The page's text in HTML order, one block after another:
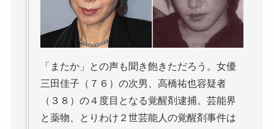
「またか」との声も聞き飽きただろう。女優
三田佳子（７６）の次男、高橋祐也容疑者
（３８）の４度目となる覚醒剤逮捕。芸能界
と薬物、とりわけ２世芸能人の覚醒剤事件は